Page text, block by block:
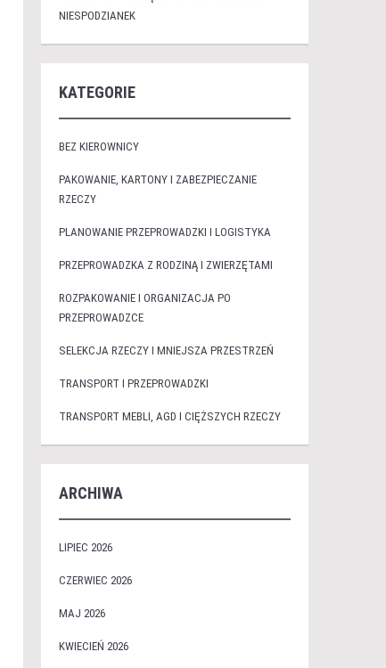
NIESPODZIANEK
KATEGORIE
BEZ KIEROWNICY
PAKOWANIE, KARTONY I ZABEZPIECZANIE
RZECZY
PLANOWANIE PRZEPROWADZKI I LOGISTYKA
PRZEPROWADZKA Z RODZINĄ I ZWIERZĘTAMI
ROZPAKOWANIE I ORGANIZACJA PO
PRZEPROWADZCE
SELEKCJA RZECZY I MNIEJSZA PRZESTRZEŃ
TRANSPORT I PRZEPROWADZKI
TRANSPORT MEBLI, AGD I CIĘŻSZYCH RZECZY
ARCHIWA
LIPIEC 2026
CZERWIEC 2026
MAJ 2026
KWIECIEŃ 2026